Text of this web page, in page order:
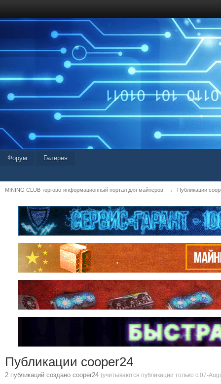
Форум Галерея
MINING CLUB торгово-информационный портал для майнеров → Публикации
Публикации cooper24
2 публикаций создано cooper24 (учитываются публикации только с 07-